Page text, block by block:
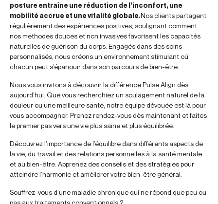
posture entraîne une réduction de l’inconfort, une
mobilité accrue et une vitalité globale.Nos clients partagent
régulièrement des expériences positives, soulignant comment
nos méthodes douces et non invasives favorisent les capacités
naturelles de guérison du corps. Engagés dans des soins
personnalisés, nous créons un environnement stimulant où
chacun peut s’épanouir dans son parcours de bien-être.
Nous vous invitons à découvrir la différence Pulse Align dès
aujourd’hui. Que vous recherchiez un soulagement naturel de la
douleur ou une meilleure santé, notre équipe dévouée est là pour
vous accompagner. Prenez rendez-vous dès maintenant et faites
le premier pas vers une vie plus saine et plus équilibrée.
Découvrez l’importance de l’équilibre dans différents aspects de
la vie, du travail et des relations personnelles à la santé mentale
et au bien-être. Apprenez des conseils et des stratégies pour
atteindre l’harmonie et améliorer votre bien-être général.
Souffrez-vous d’une maladie chronique qui ne répond que peu ou